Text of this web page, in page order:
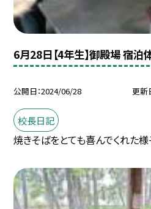
6月28日【4年生】御殿場 宿泊
公開日 2024/06/28 更新
校長日記
焼きそばをとても喜んでくれた